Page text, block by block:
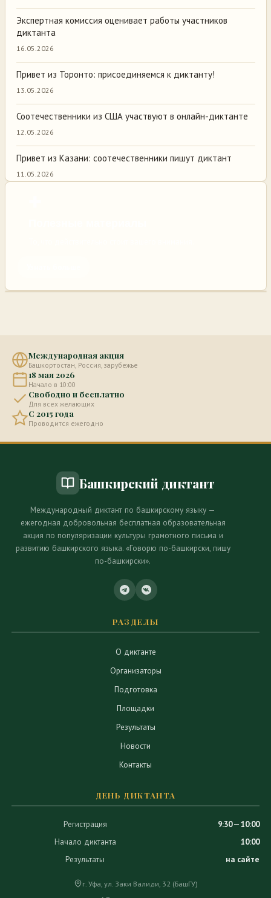
Экспертная комиссия оценивает работы участников
диктанта
16.05.2026
Привет из Торонто: присоединяемся к диктанту!
13.05.2026
Соотечественники из США участвуют в онлайн-диктанте
12.05.2026
Привет из Казани: соотечественники пишут диктант
11.05.2026
Международная акция
Башкортостан, Россия, зарубежье
18 мая 2026
Начало в 10:00
Свободно и бесплатно
Для всех желающих
С 2015 года
Проводится ежегодно
Башкирский диктант
Международный диктант по башкирскому языку —
ежегодная добровольная бесплатная образовательная
акция по популяризации культуры грамотного письма и
развитию башкирского языка. «Говорю по-башкирски, пишу
по-башкирски».
РАЗДЕЛЫ
О диктанте
Организаторы
Подготовка
Площадки
Результаты
Новости
Контакты
ДЕНЬ ДИКТАНТА
Регистрация
9:30 — 10:00
Начало диктанта
10:00
Результаты
на сайте
г. Уфа, ул. Заки Валиди, 32 (БашГУ)